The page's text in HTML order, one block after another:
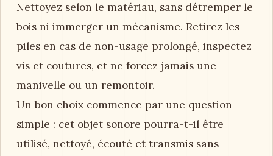
Nettoyez selon le matériau, sans détremper le
bois ni immerger un mécanisme. Retirez les
piles en cas de non-usage prolongé, inspectez
vis et coutures, et ne forcez jamais une
manivelle ou un remontoir.
Un bon choix commence par une question
simple : cet objet sonore pourra-t-il être
utilisé, nettoyé, écouté et transmis sans